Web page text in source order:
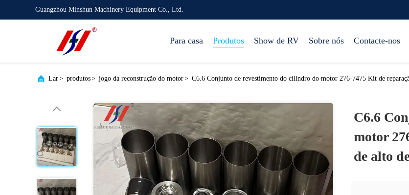
Guangzhou Minshun Machinery Equipment Co., Ltd.
Para casa Produtos Show de RV Sobre nós Contacte-nos
Lar> produtos> jogo da reconstrução do motor> C6.6 Conjunto de revestimento do cilindro do motor 276-7475 Kit de
C6.6
motor
de alto